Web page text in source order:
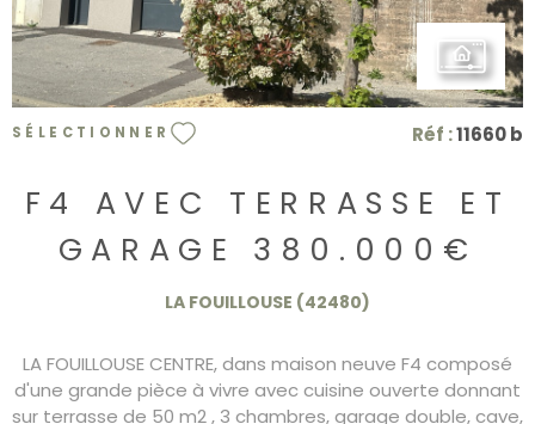
SÉLECTIONNER Réf :11660 b
F4 AVEC TERRASSE ET
GARAGE 380.000€
LA FOUILLOUSE (42480)
LA FOUILLOUSE CENTRE, dans maison neuve F4 composé
d'une grande pièce à vivre avec cuisine ouverte donnant
sur terrasse de 50 m2 , 3 chambres, garage double, cave,